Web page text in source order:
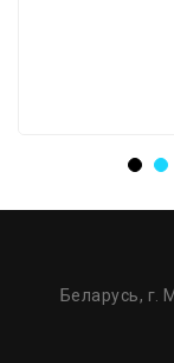
Беларусь, г.